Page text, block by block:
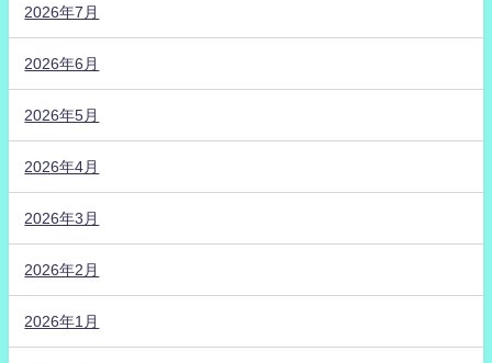
2026年7月
2026年6月
2026年5月
2026年4月
2026年3月
2026年2月
2026年1月